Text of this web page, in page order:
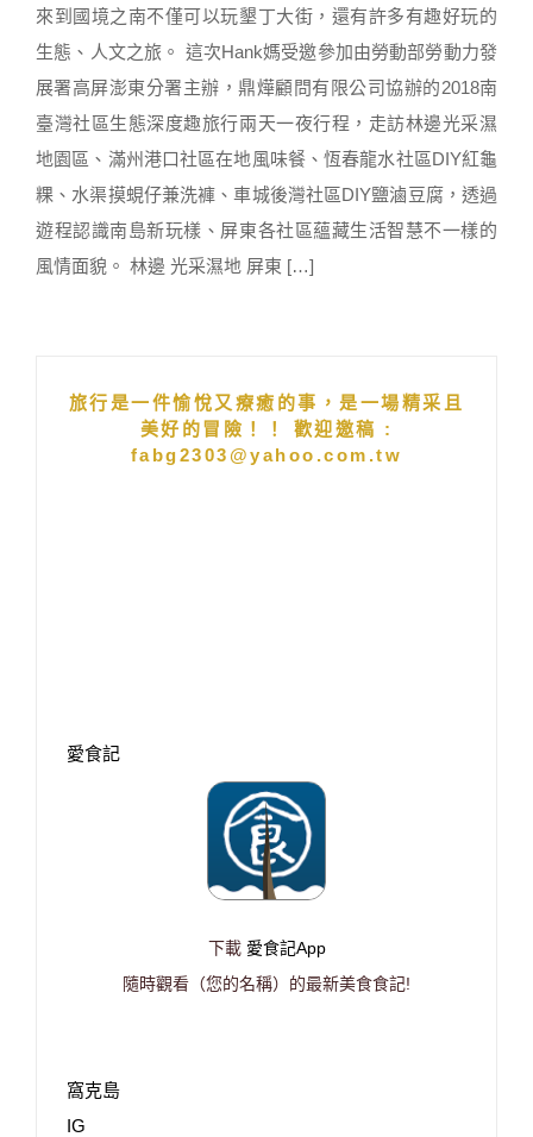
來到國境之南不僅可以玩墾丁大街，還有許多有趣好玩的
生態、人文之旅。 這次Hank媽受邀參加由勞動部勞動力發
展署高屏澎東分署主辦，鼎燁顧問有限公司協辦的2018南
臺灣社區生態深度趣旅行兩天一夜行程，走訪林邊光采濕
地園區、滿州港口社區在地風味餐、恆春龍水社區DIY紅龜
粿、水渠摸蜆仔兼洗褲、車城後灣社區DIY鹽滷豆腐，透過
遊程認識南島新玩樣、屏東各社區蘊藏生活智慧不一樣的
風情面貌。 林邊 光采濕地 屏東 […]
旅行是一件愉悅又療癒的事，是一場精采且
美好的冒險！！ 歡迎邀稿 :
fabg2303@yahoo.com.tw
愛食記
下載 愛食記App
隨時觀看（您的名稱）的最新美食食記!
窩克島
IG